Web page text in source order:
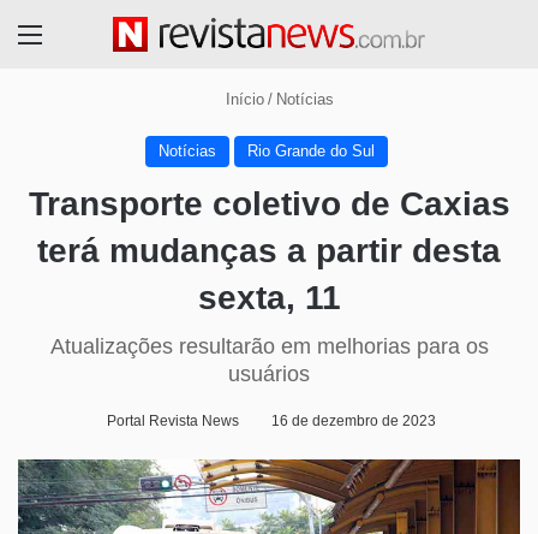
Início / Notícias
Notícias Rio Grande do Sul
Transporte coletivo de Caxias
terá mudanças a partir desta
sexta, 11
Atualizações resultarão em melhorias para os
usuários
Portal Revista News 16 de dezembro de 2023